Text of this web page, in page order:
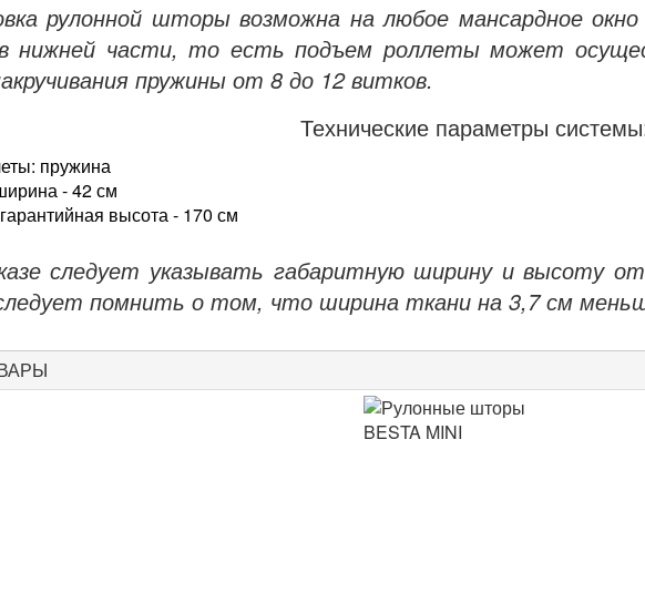
рулонной шторы возможна на любое мансардное
нижней части, то есть подъем роллеты может
пружины от 8 до 12 витков.
Технические параметры
пружина
- 42 см
высота - 170 см
следует указывать габаритную ширину и высоту
помнить о том, что ширина ткани на 3,7 см